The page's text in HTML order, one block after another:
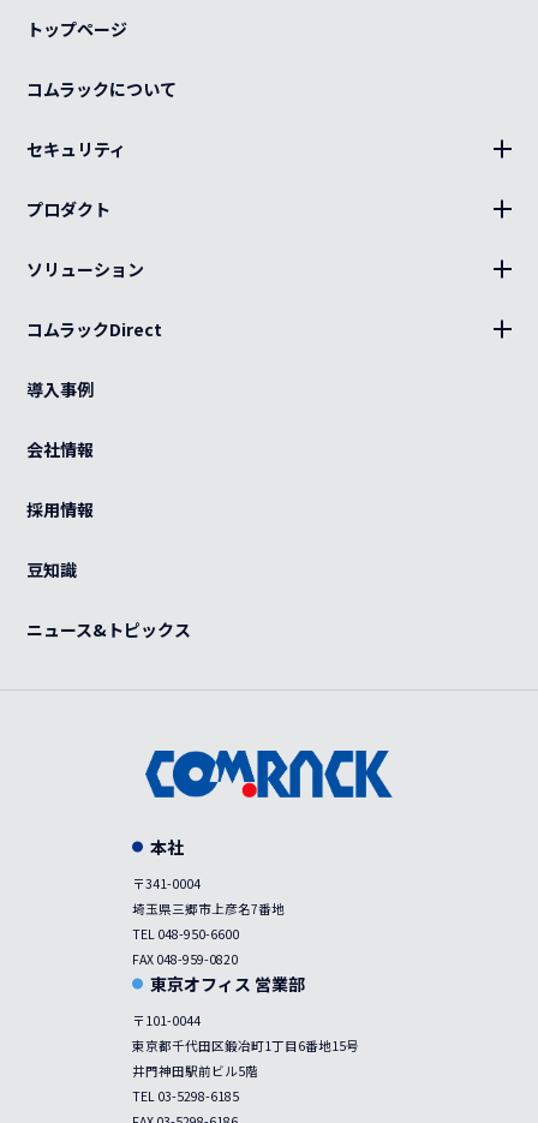
トップページ
コムラックについて
セキュリティ
プロダクト
キャビネット、部材
分電盤
特注品
OEM
ソリューション
キッティング
熱対策
カスタマイズ
感染症対策
コムラックDirect
カート
ご利用ガイド
導入事例
会社情報
採用情報
豆知識
ニュース&トピックス
本社
〒341-0004
埼玉県三郷市上彦名7番地
TEL 048-950-6600
FAX 048-959-0820
東京オフィス 営業部
〒101-0044
東京都千代田区鍛冶町1丁目6番地15号
井門神田駅前ビル5階
TEL 03-5298-6185